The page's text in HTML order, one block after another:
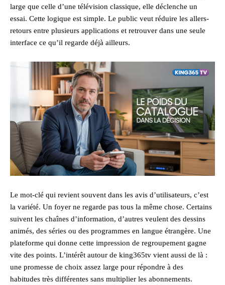
large que celle d’une télévision classique, elle déclenche un
essai. Cette logique est simple. Le public veut réduire les allers-
retours entre plusieurs applications et retrouver dans une seule
interface ce qu’il regarde déjà ailleurs.
Le mot-clé qui revient souvent dans les avis d’utilisateurs, c’est
la variété. Un foyer ne regarde pas tous la même chose. Certains
suivent les chaînes d’information, d’autres veulent des dessins
animés, des séries ou des programmes en langue étrangère. Une
plateforme qui donne cette impression de regroupement gagne
vite des points. L’intérêt autour de king365tv vient aussi de là :
une promesse de choix assez large pour répondre à des
habitudes très différentes sans multiplier les abonnements.